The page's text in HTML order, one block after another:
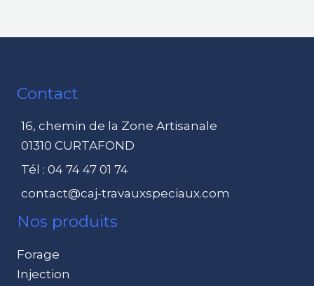
Contact
16, chemin de la Zone Artisanale
01310 CURTAFOND
Tél : 04 74 47 01 74
contact@caj-travauxspeciaux.com
Nos produits
Forage
Injection